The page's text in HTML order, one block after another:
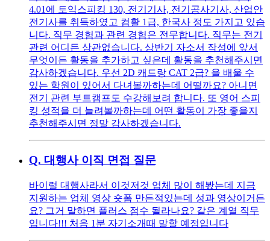
4.01에 토익스피킹 130, 전기기사, 전기공사기사, 산업안
전기사를 취득하였고 컴활 1급, 한국사 정도 가지고 있습
니다. 직무 경험과 관련 경험은 전무합니다. 직무는 전기
관련 어디든 상관없습니다. 상반기 자소서 작성에 앞서
무엇이든 활동을 추가하고 싶은데 활동을 추천해주시면
감사하겠습니다. 우선 2D 캐드랑 CAT 2급? 을 배울 수
있는 학원이 있어서 다녀볼까하는데 어떨까요? 아니면
전기 관련 부트캠프도 수강해보려 합니다. 또 영어 스피
킹 성적을 더 늘려볼까하는데 어떤 활동이 가장 좋을지
추천해주시면 정말 감사하겠습니다.
Q. 대행사 이직 면접 질문
바이럴 대행사라서 이것저것 업체 많이 해봤는데 지금
지원하는 업체 영상 숏폼 만든적있는데 성과 영상이거든
요? 그거 말하면 플러스 점수 될라나요? 같은 계열 직무
입니다!!! 처음 1분 자기소개때 말할 예정입니다